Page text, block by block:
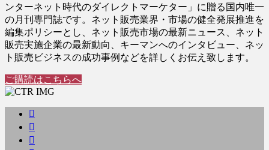
ンターネット時代のダイレクトマーケター」に贈る国内唯一
の月刊専門誌です。ネット販売業界・市場の健全発展推進を
編集ポリシーとし、ネット販売市場の最新ニュース、ネット
販売実施企業の最新動向、キーマンへのインタビュー、ネッ
ト販売ビジネスの成功事例などを詳しくお伝え致します。
ご購読はこちらへ